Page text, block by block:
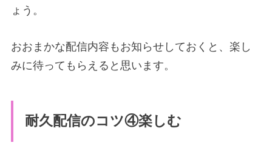
ょう。
おおまかな配信内容もお知らせしておくと、楽し
みに待ってもらえると思います。
耐久配信のコツ④楽しむ